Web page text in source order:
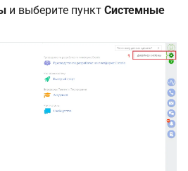
и выберите пункт Системные